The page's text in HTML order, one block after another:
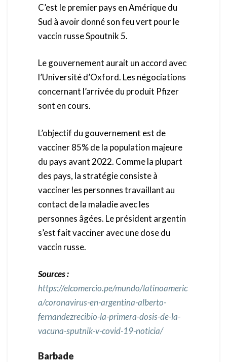
C’est le premier pays en Amérique du
Sud à avoir donné son feu vert pour le
vaccin russe Spoutnik 5.
Le gouvernement aurait un accord avec
l’Université d’Oxford. Les négociations
concernant l’arrivée du produit Pfizer
sont en cours.
L’objectif du gouvernement est de
vacciner 85% de la population majeure
du pays avant 2022. Comme la plupart
des pays, la stratégie consiste à
vacciner les personnes travaillant au
contact de la maladie avec les
personnes âgées. Le président argentin
s’est fait vacciner avec une dose du
vaccin russe.
Sources :
https://elcomercio.pe/mundo/latinoameric
a/coronavirus-en-argentina-alberto-
fernandezrecibio-la-primera-dosis-de-la-
vacuna-sputnik-v-covid-19-noticia/
Barbade